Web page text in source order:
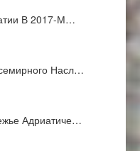
В 2017-М…
Насл…
Адриатиче…